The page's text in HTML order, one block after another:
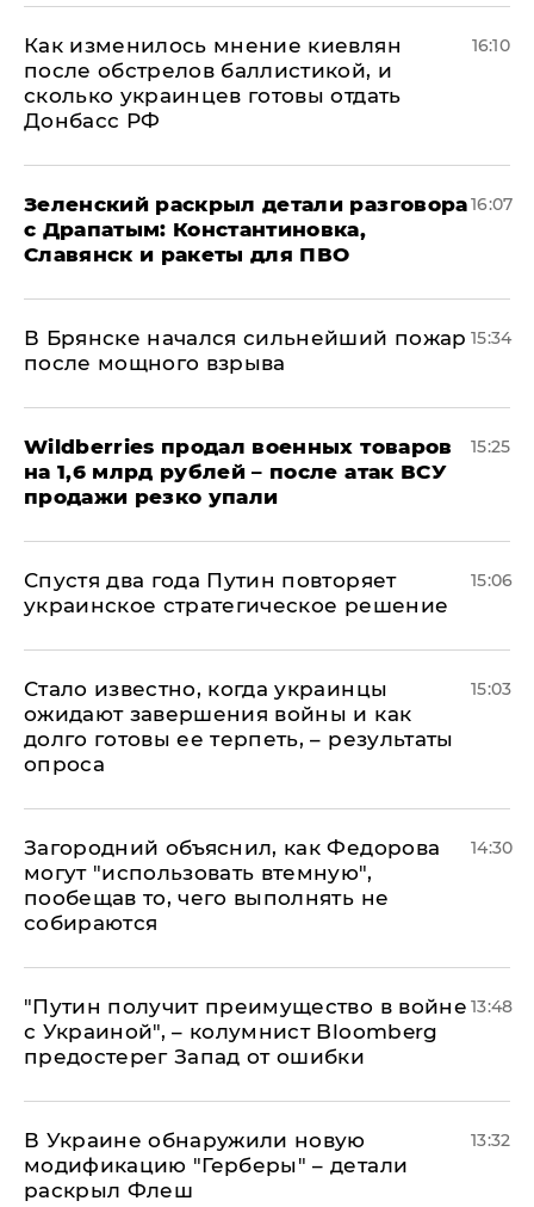
Как изменилось мнение киевлян
после обстрелов баллистикой, и
сколько украинцев готовы отдать
Донбасс РФ
16:10
​Зеленский раскрыл детали разговора
с Драпатым: Константиновка,
Славянск и ракеты для ПВО
16:07
В Брянске начался сильнейший пожар
после мощного взрыва
15:34
​Wildberries продал военных товаров
на 1,6 млрд рублей – после атак ВСУ
продажи резко упали
15:25
Спустя два года Путин повторяет
украинское стратегическое решение
15:06
Стало известно, когда украинцы
ожидают завершения войны и как
долго готовы ее терпеть, – результаты
опроса
15:03
Загородний объяснил, как Федорова
могут "использовать втемную",
пообещав то, чего выполнять не
собираются
14:30
"Путин получит преимущество в войне
с Украиной", – колумнист Bloomberg
предостерег Запад от ошибки
13:48
В Украине обнаружили новую
модификацию "Герберы" – детали
раскрыл Флеш
13:32